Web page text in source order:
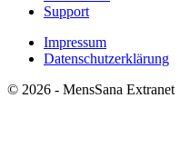
Support
Impressum
Datenschutzerklärung
© 2026 - MensSana Extranet